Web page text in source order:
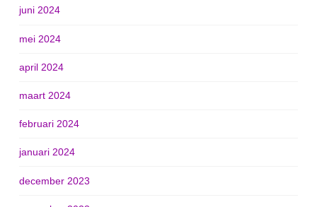
juni 2024
mei 2024
april 2024
maart 2024
februari 2024
januari 2024
december 2023